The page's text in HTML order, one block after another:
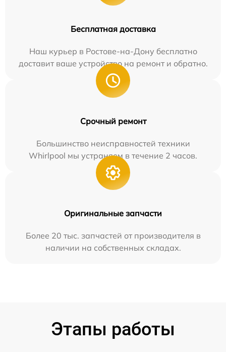
Бесплатная доставка
Наш курьер в Ростове-на-Дону бесплатно
доставит ваше устройство на ремонт и обратно.
Срочный ремонт
Большинство неисправностей техники
Whirlpool мы устраняем в течение 2 часов.
Оригинальные запчасти
Более 20 тыс. запчастей от производителя в
наличии на собственных складах.
Этапы работы